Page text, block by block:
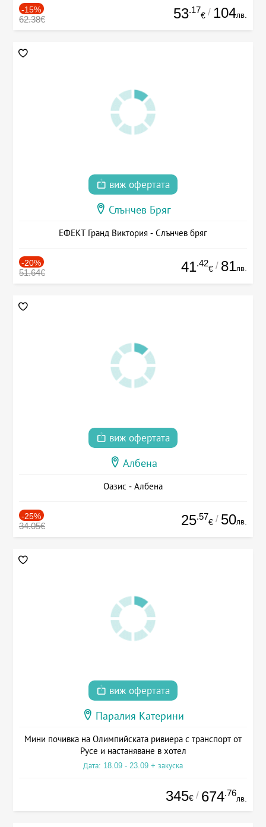
-15%
62.38€ 53.17
€ / 104лв.
виж офертата
Слънчев Бряг
ЕФЕКТ Гранд Виктория - Слънчев бряг
-20%
51.64€ 41.42
€ / 81лв.
виж офертата
Албена
Оазис - Албена
-25%
34.05€ 25.57
€ / 50лв.
виж офертата
Паралия Катерини
Мини почивка на Олимпийската ривиера с транспорт от
Русе и настаняване в хотел
Дата: 18.09 - 23.09 + закуска
345€ / 674.76
лв.